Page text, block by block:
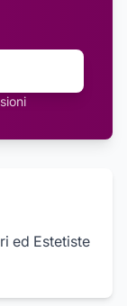
ed Estetiste